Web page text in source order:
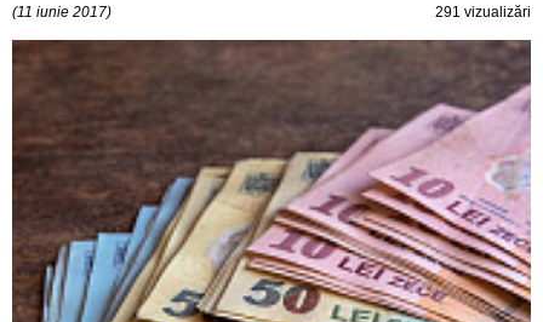
(11 iunie 2017) 291 vizualizări